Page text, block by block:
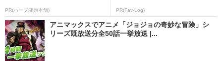
PR(ハーブ健康本舗) PR(Fav-Log)
アニマックスでアニメ「ジョジョの奇妙な冒険」シ
リーズ既放送分全50話一挙放送 |...